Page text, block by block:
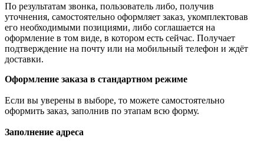
По результатам звонка, пользователь либо, получив
уточнения, самостоятельно оформляет заказ, укомплектовав
его необходимыми позициями, либо соглашается на
оформление в том виде, в котором есть сейчас. Получает
подтверждение на почту или на мобильный телефон и ждёт
доставки.
Оформление заказа в стандартном режиме
Если вы уверены в выборе, то можете самостоятельно
оформить заказ, заполнив по этапам всю форму.
Заполнение адреса